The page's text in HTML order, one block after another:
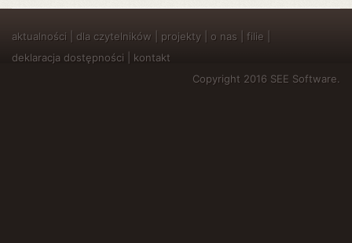
aktualności dla czytelników projekty o nas filie
deklaracja dostępności
kontakt
Copyright 2016 SEE Software.